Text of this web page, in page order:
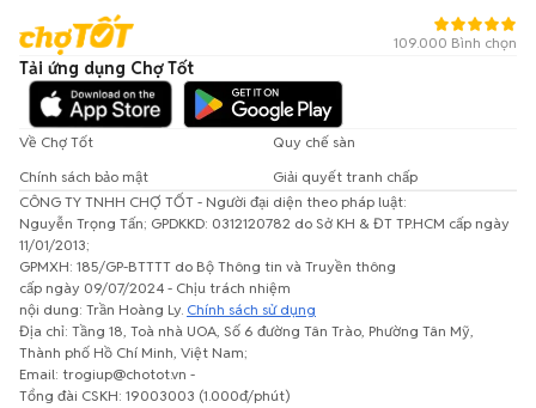
109.000 Bình chọn
Tải ứng dụng Chợ Tốt
Về Chợ Tốt
Quy chế sàn
Chính sách bảo mật
Giải quyết tranh chấp
CÔNG TY TNHH CHỢ TỐT - Người đại diện theo pháp luật:
Nguyễn Trọng Tấn; GPDKKD: 0312120782 do Sở KH & ĐT TP.HCM cấp ngày
11/01/2013;
GPMXH: 185/GP-BTTTT do Bộ Thông tin và Truyền thông
cấp ngày 09/07/2024 - Chịu trách nhiệm
nội dung: Trần Hoàng Ly. Chính sách sử dụng
Địa chỉ: Tầng 18, Toà nhà UOA, Số 6 đường Tân Trào, Phường Tân Mỹ,
Thành phố Hồ Chí Minh, Việt Nam;
Email: trogiup@chotot.vn -
Tổng đài CSKH: 19003003 (1.000đ/phút)